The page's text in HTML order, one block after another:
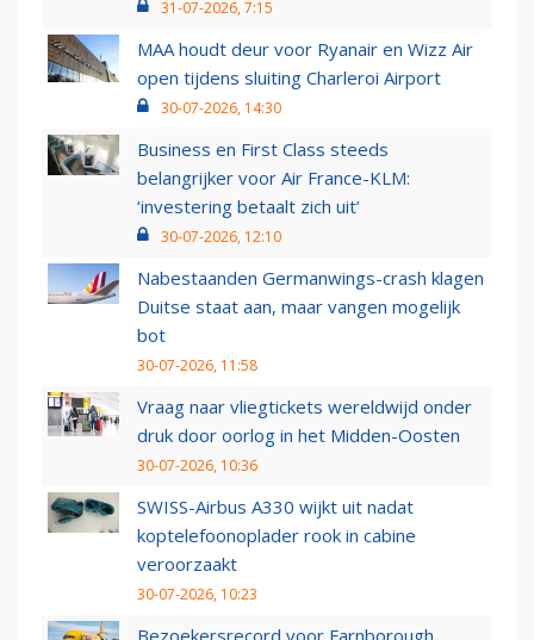
31-07-2026, 7:15
MAA houdt deur voor Ryanair en Wizz Air
open tijdens sluiting Charleroi Airport
30-07-2026, 14:30
Business en First Class steeds
belangrijker voor Air France-KLM:
‘investering betaalt zich uit’
30-07-2026, 12:10
Nabestaanden Germanwings-crash klagen
Duitse staat aan, maar vangen mogelijk
bot
30-07-2026, 11:58
Vraag naar vliegtickets wereldwijd onder
druk door oorlog in het Midden-Oosten
30-07-2026, 10:36
SWISS-Airbus A330 wijkt uit nadat
koptelefoonoplader rook in cabine
veroorzaakt
30-07-2026, 10:23
Bezoekersrecord voor Farnborough